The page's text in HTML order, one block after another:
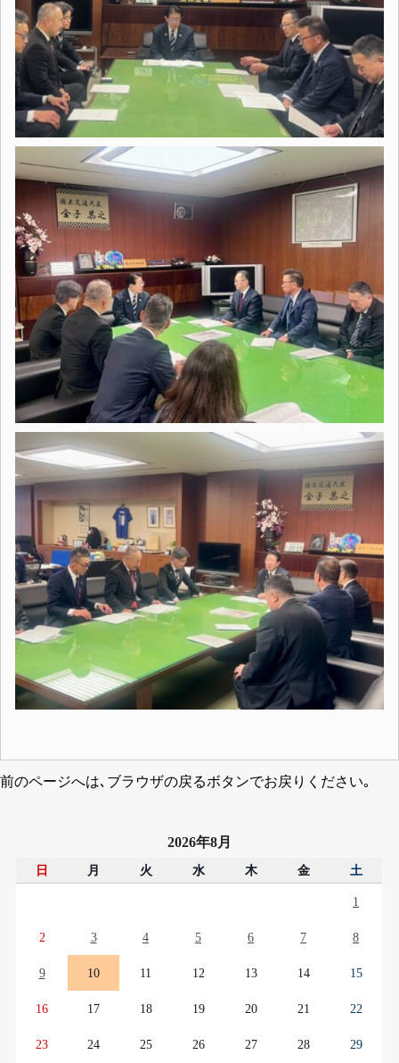
前のページへは､ブラウザの戻るボタンでお戻りください｡
2026年8月
日 月 火 水 木 金 土
1
2 3 4 5 6 7 8
9 10 11 12 13 14 15
16 17 18 19 20 21 22
23 24 25 26 27 28 29